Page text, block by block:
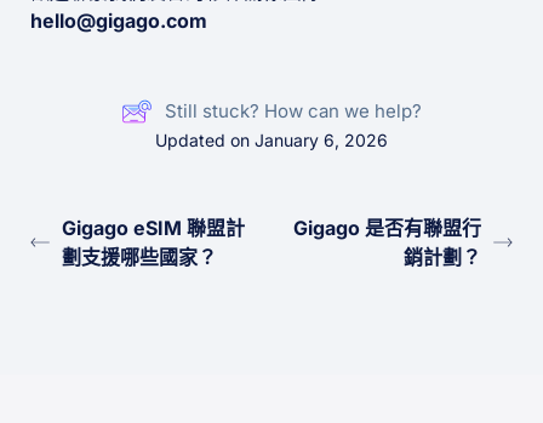
hello@gigago.com
Still stuck? How can we help?
Updated on January 6, 2026
Gigago eSIM 聯盟計
劃支援哪些國家？
Gigago 是否有聯盟行
銷計劃？